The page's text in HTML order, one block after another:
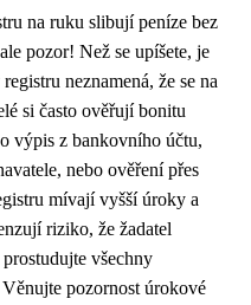
na ruku slibují peníze bez
pozor! Než se upíšete, je
neznamená, že se na
si často ověřují bonitu
výpis z bankovního účtu,
nebo ověření přes
mívají vyšší úroky a
riziko, že žadatel
všechny
pozornost úrokové